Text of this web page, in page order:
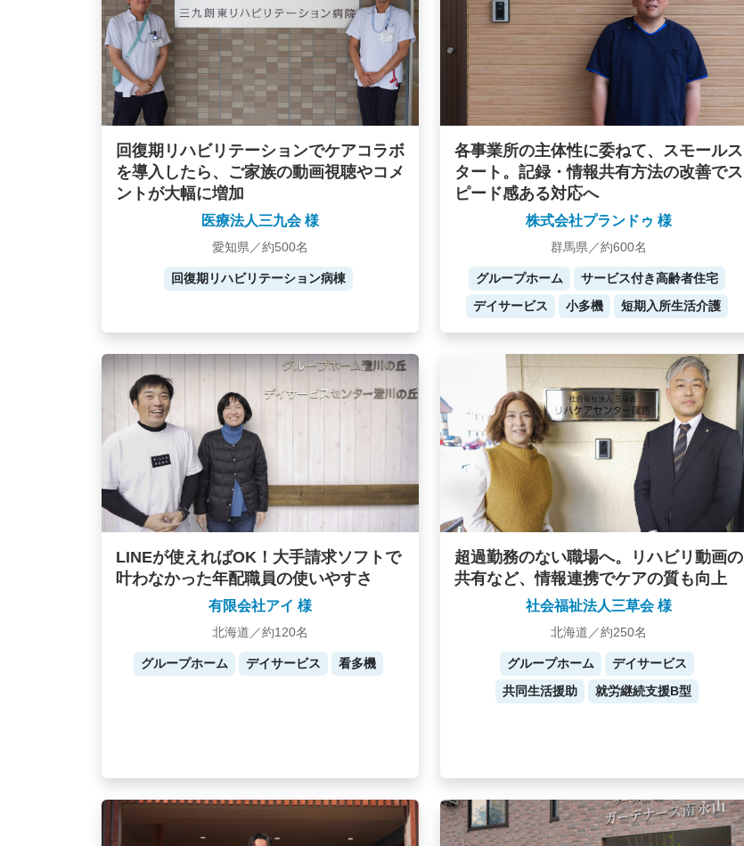
回復期リハビリテーションでケアコラボ
を導入したら、ご家族の動画視聴やコメ
ントが大幅に増加
医療法人三九会 様
愛知県／約500名
回復期リハビリテーション病棟
各事業所の主体性に委ねて、スモールス
タート。記録・情報共有方法の改善でス
ピード感ある対応へ
株式会社プランドゥ 様
群馬県／約600名
グループホーム
サービス付き高齢者住宅
デイサービス
小多機 短期入所生活介護
LINEが使えればOK！大手請求ソフトで
叶わなかった年配職員の使いやすさ
有限会社アイ 様
北海道／約120名
グループホーム デイサービス 看多機
超過勤務のない職場へ。リハビリ動画の
共有など、情報連携でケアの質も向上
社会福祉法人三草会 様
北海道／約250名
グループホーム
デイサービス
共同生活援助
就労継続支援B型